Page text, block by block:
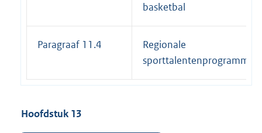
basketbal
Paragraaf 11.4
Regionale
sporttalentenprogramma’s
Hoofdstuk 13